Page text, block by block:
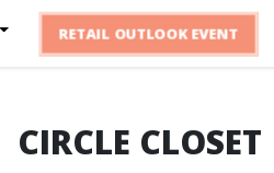
RETAIL OUTLOOK EVENT
CIRCLE CLOSET